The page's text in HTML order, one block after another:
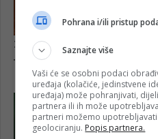
Pohrana i/ili pristup
Saznajte više
Vaši će se osobni podaci
uređaja (kolačiće, jedinstvene
uređaja) može pohranjivati,
partnera ili ih može
partneri možemo
geolociranju. Popis partnera.